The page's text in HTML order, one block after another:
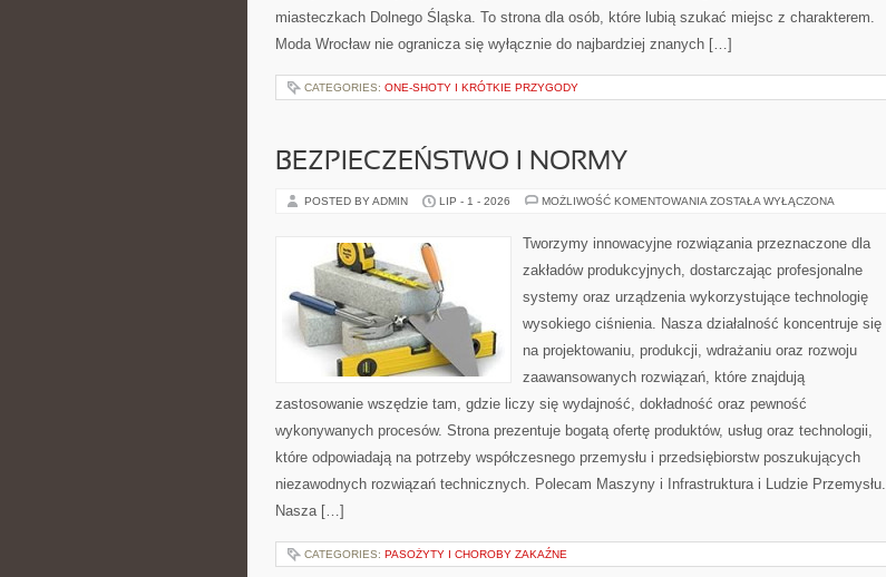
miasteczkach Dolnego Śląska. To strona dla osób, które lubią szukać miejsc z charakterem.
Moda Wrocław nie ogranicza się wyłącznie do najbardziej znanych […]
CATEGORIES: ONE-SHOTY I KRÓTKIE PRZYGODY
BEZPIECZEŃSTWO I NORMY
POSTED BY ADMIN LIP - 1 - 2026 MOŻLIWOŚĆ KOMENTOWANIA BEZPIECZEŃSTWO
ZOSTAŁA WYŁĄCZONA
Tworzymy innowacyjne rozwiązania przeznaczone dla
zakładów produkcyjnych, dostarczając profesjonalne
systemy oraz urządzenia wykorzystujące technologię
wysokiego ciśnienia. Nasza działalność koncentruje się
na projektowaniu, produkcji, wdrażaniu oraz rozwoju
zaawansowanych rozwiązań, które znajdują
zastosowanie wszędzie tam, gdzie liczy się wydajność, dokładność oraz pewność
wykonywanych procesów. Strona prezentuje bogatą ofertę produktów, usług oraz technologii,
które odpowiadają na potrzeby współczesnego przemysłu i przedsiębiorstw poszukujących
niezawodnych rozwiązań technicznych. Polecam Maszyny i Infrastruktura i Ludzie Przemysłu.
Nasza […]
CATEGORIES: PASOŻYTY I CHOROBY ZAKAŹNE